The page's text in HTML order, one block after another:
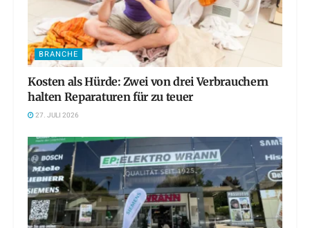
BRANCHE
Kosten als Hürde: Zwei von drei Verbrauchern
halten Reparaturen für zu teuer
27. JULI 2026